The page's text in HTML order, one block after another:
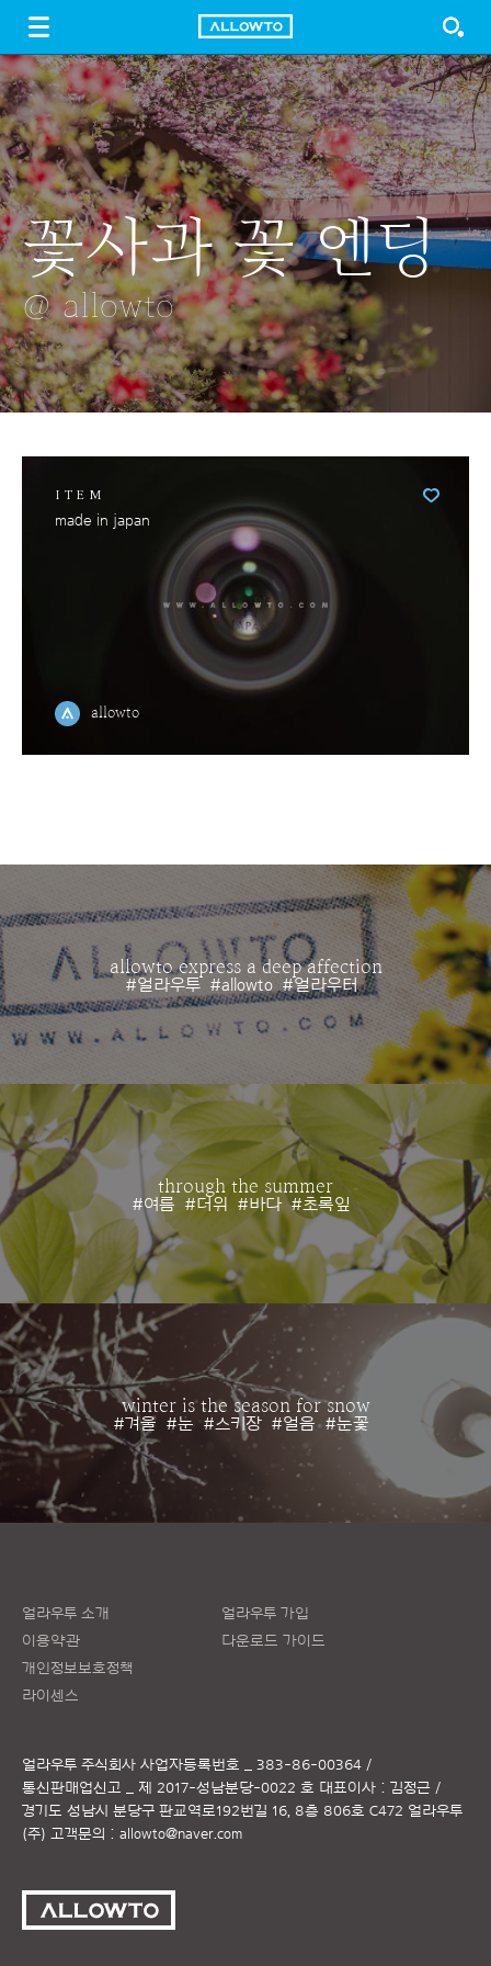
FREE DOWNLOAD GUIDE LOGIN SIGN UP
꽃사과 꽃 엔딩
@ allowto
운동장
@ allowto
스키장
@ allowto
카페에서
@ allowto
장작
@ allowto
ITEM
made in japan
allowto
allowto express a deep affection
#얼라우투 #allowto #얼라우터
through the summer
#여름 #더위 #바다 #초록잎
winter is the season for snow
#겨울 #눈 #스키장 #얼음 #눈꽃
얼라우투 소개
이용약관
개인정보보호정책
라이센스
얼라우투 가입
다운로드 가이드
얼라우투 주식회사 사업자등록번호 _ 383-86-00364 /
통신판매업신고 _ 제 2017-성남분당-0022 호 대표이사 : 김정근 /
경기도 성남시 분당구 판교역로192번길 16, 8층 806호 C472 얼라우투
(주) 고객문의 : allowto@naver.com